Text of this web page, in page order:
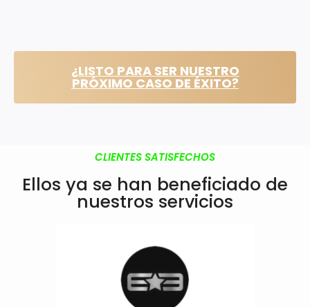
¿LISTO PARA SER NUESTRO
PRÓXIMO CASO DE ÉXITO?
CLIENTES SATISFECHOS
Ellos ya se han beneficiado de
nuestros servicios